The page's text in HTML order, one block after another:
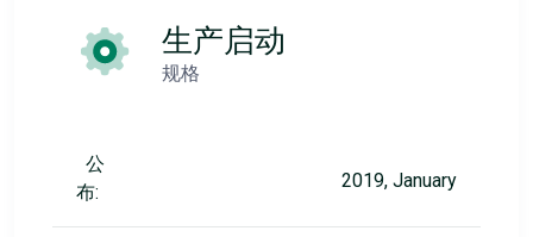
生产启动
规格
公
布:
2019, January